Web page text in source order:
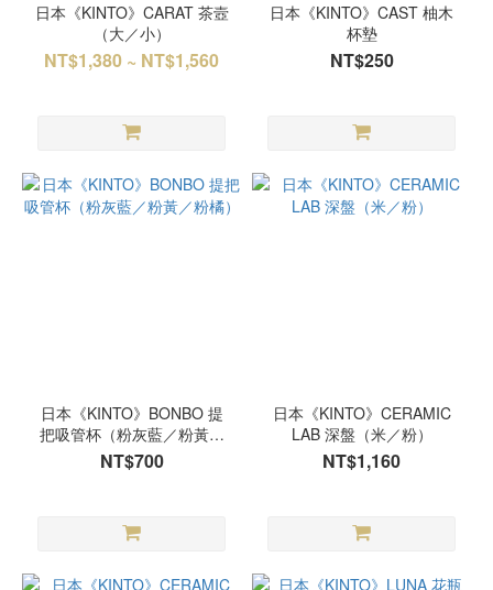
日本《KINTO》CARAT 茶壼
（大／小）
NT$1,380 ~ NT$1,560
日本《KINTO》CAST 柚木
杯墊
NT$250
日本《KINTO》BONBO 提
把吸管杯（粉灰藍／粉黃／
粉橘）
NT$700
日本《KINTO》CERAMIC
LAB 深盤（米／粉）
NT$1,160